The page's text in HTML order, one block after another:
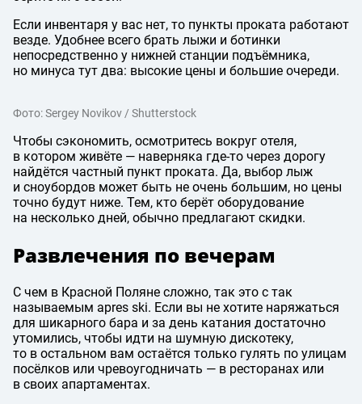
Если инвентаря у вас нет, то пункты проката работают
везде. Удобнее всего брать лыжи и ботинки
непосредственно у нижней станции подъёмника,
но минуса тут два: высокие цены и большие очереди.
Фото: Sergey Novikov / Shutterstock
Чтобы сэкономить, осмотритесь вокруг отеля,
в котором живёте — наверняка где-то через дорогу
найдётся частный пункт проката. Да, выбор лыж
и сноубордов может быть не очень большим, но цены
точно будут ниже. Тем, кто берёт оборудование
на несколько дней, обычно предлагают скидки.
Развлечения по вечерам
С чем в Красной Поляне сложно, так это с так
называемым apres ski. Если вы не хотите наряжаться
для шикарного бара и за день катания достаточно
утомились, чтобы идти на шумную дискотеку,
то в остальном вам остаётся только гулять по улицам
посёлков или чревоугодничать — в ресторанах или
в своих апартаментах.